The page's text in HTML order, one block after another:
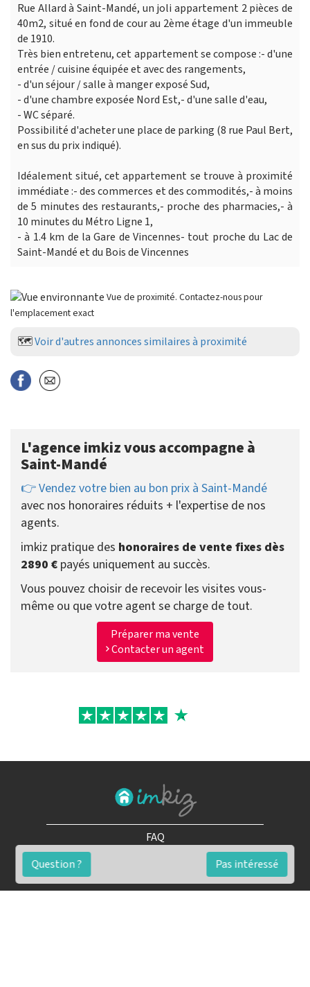
Rue Allard à Saint-Mandé, un joli appartement 2 pièces de
40m2, situé en fond de cour au 2ème étage d'un immeuble
de 1910.
Très bien entretenu, cet appartement se compose :- d'une
entrée / cuisine équipée et avec des rangements,
- d'un séjour / salle à manger exposé Sud,
- d'une chambre exposée Nord Est,- d'une salle d'eau,
- WC séparé.
Possibilité d'acheter une place de parking (8 rue Paul Bert,
en sus du prix indiqué).
Idéalement situé, cet appartement se trouve à proximité
immédiate :- des commerces et des commodités,- à moins
de 5 minutes des restaurants,- proche des pharmacies,- à
10 minutes du Métro Ligne 1,
- à 1.4 km de la Gare de Vincennes- tout proche du Lac de
Saint-Mandé et du Bois de Vincennes
Vue de proximité. Contactez-nous pour
l'emplacement exact
🗺️Voir d'autres annonces similaires à proximité
Question ? Pas intéressé
L'agence imkiz vous accompagne à
Saint-Mandé
👉 Vendez votre bien au bon prix à Saint-Mandé
avec nos honoraires réduits + l'expertise de nos
agents.
imkiz pratique des honoraires de vente fixes dès
2890 € payés uniquement au succès.
Vous pouvez choisir de recevoir les visites vous-
même ou que votre agent se charge de tout.
Préparer ma vente
Contacter un agent
FAQ
Contact